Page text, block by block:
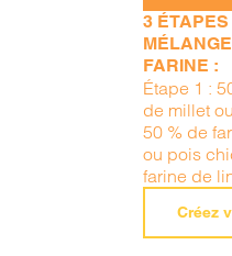
3
FARINE :
Étape 1 :
de millet
50 % de
ou pois
farine de
Créez